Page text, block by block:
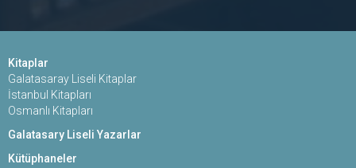
Kitaplar
Galatasaray Liseli Kitaplar
İstanbul Kitapları
Osmanlı Kitapları
Galatasary Liseli Yazarlar
Kütüphaneler